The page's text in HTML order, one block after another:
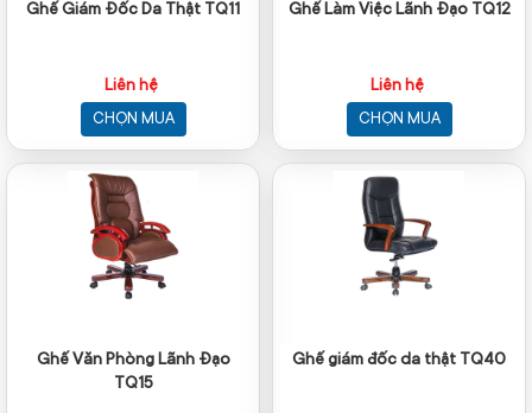
Ghế Giám Đốc Da Thật TQ11
Liên hệ
CHỌN MUA
Ghế Làm Việc Lãnh Đạo TQ12
Liên hệ
CHỌN MUA
Ghế Văn Phòng Lãnh Đạo
TQ15
Ghế giám đốc da thật TQ40